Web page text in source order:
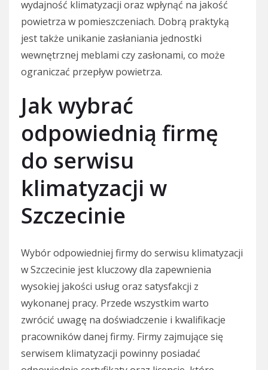
wydajność klimatyzacji oraz wpłynąć na jakość
powietrza w pomieszczeniach. Dobrą praktyką
jest także unikanie zasłaniania jednostki
wewnętrznej meblami czy zasłonami, co może
ograniczać przepływ powietrza.
Jak wybrać
odpowiednią firmę
do serwisu
klimatyzacji w
Szczecinie
Wybór odpowiedniej firmy do serwisu klimatyzacji
w Szczecinie jest kluczowy dla zapewnienia
wysokiej jakości usług oraz satysfakcji z
wykonanej pracy. Przede wszystkim warto
zwrócić uwagę na doświadczenie i kwalifikacje
pracowników danej firmy. Firmy zajmujące się
serwisem klimatyzacji powinny posiadać